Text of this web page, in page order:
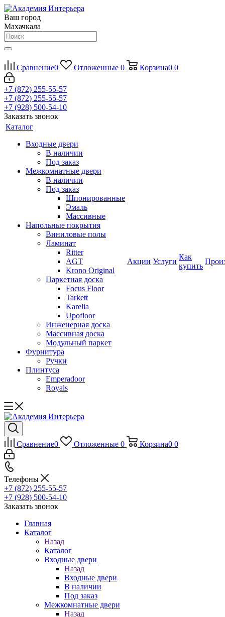
Ваш город
Махачкала
Сравнение0 Отложенные 0 Корзина0 0
+7 (872) 255-55-57
+7 (872) 255-55-57
+7 (928) 500-54-10
Заказать звонок
Каталог
Входные двери
В наличии
Под заказ
Межкомнатные двери
В наличии
Под заказ
Шпонированные
Эмаль
Массивные
Напольные покрытия
Виниловые полы
Ламинат
Ritter
AGT
Krono Original
Паркетная доска
Focus Floor
Tarkett
Karelia
Upofloor
Инженерная доска
Массивная доска
Модульный паркет
Фурнитура
Ручки
Плинтуса
Emperadoor
Royals
Акции Услуги
Как
купить
Сравнение0 Отложенные 0 Корзина0 0
Телефоны
+7 (872) 255-55-57
+7 (928) 500-54-10
Заказать звонок
Главная
Каталог
Назад
Каталог
Входные двери
Назад
Входные двери
В наличии
Под заказ
Межкомнатные двери
Назад